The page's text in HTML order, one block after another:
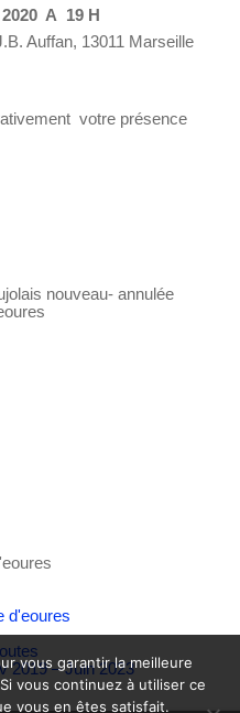
A 19 H
Auffan, 13011 Marseille
votre présence
nouveau- annulée
2019 – Juin 2023
vous garantir la meilleure
vous continuez à utiliser ce
vous en êtes satisfait.